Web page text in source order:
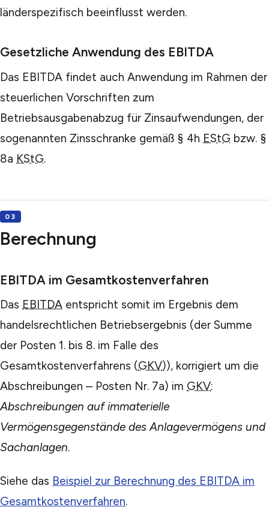
länderspezifisch beeinflusst werden.
Gesetzliche Anwendung des EBITDA
Das EBITDA findet auch Anwendung im Rahmen der
steuerlichen Vorschriften zum
Betriebsausgabenabzug für Zinsaufwendungen, der
sogenannten Zinsschranke gemäß § 4h EStG bzw. §
8a KStG.
Berechnung
EBITDA im Gesamtkostenverfahren
Das EBITDA entspricht somit im Ergebnis dem
handelsrechtlichen Betriebsergebnis (der Summe
der Posten 1. bis 8. im Falle des
Gesamtkostenverfahrens (GKV)), korrigiert um die
Abschreibungen – Posten Nr. 7a) im GKV:
Abschreibungen auf immaterielle
Vermögensgegenstände des Anlagevermögens und
Sachanlagen.
Siehe das Beispiel zur Berechnung des EBITDA im
Gesamtkostenverfahren.